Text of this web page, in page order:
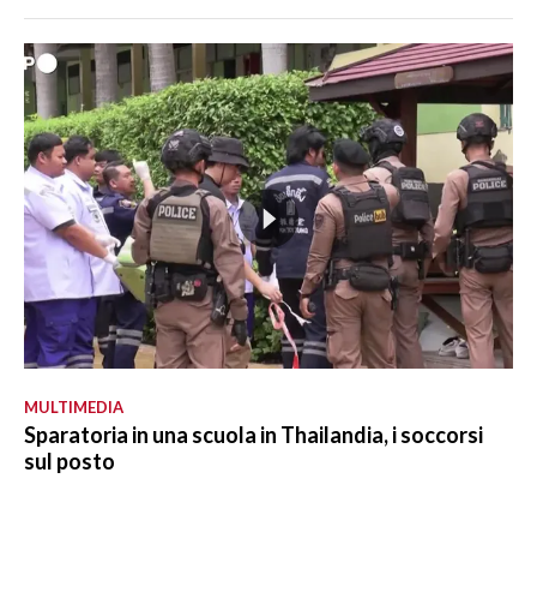
MULTIMEDIA
Sparatoria in una scuola in Thailandia, i soccorsi
sul posto